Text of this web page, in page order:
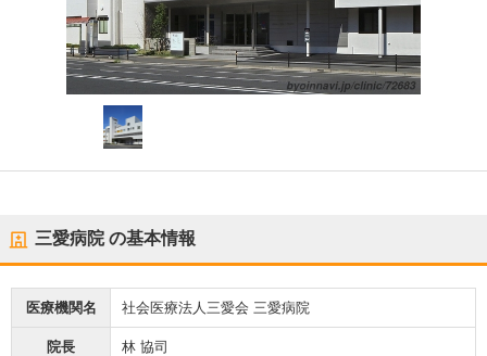
三愛病院の基本情報
医療機関名 社会医療法人三愛会 三愛病院
院長 林 協司